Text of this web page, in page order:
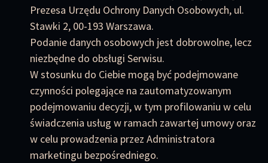
Prezesa Urzędu Ochrony Danych Osobowych, ul.
Stawki 2, 00-193 Warszawa.
Podanie danych osobowych jest dobrowolne, lecz
niezbędne do obsługi Serwisu.
W stosunku do Ciebie mogą być podejmowane
czynności polegające na zautomatyzowanym
podejmowaniu decyzji, w tym profilowaniu w celu
świadczenia usług w ramach zawartej umowy oraz
w celu prowadzenia przez Administratora
marketingu bezpośredniego.